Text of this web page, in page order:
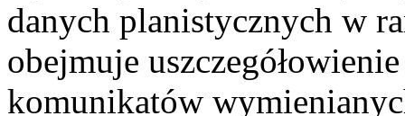
danych planistycznych w
obejmuje
komunikatów